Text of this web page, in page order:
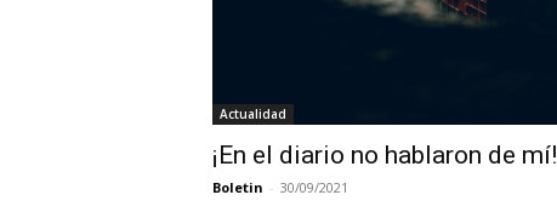
Actualidad
¡En el diario no hablaron de mí!
Boletin - 30/09/2021